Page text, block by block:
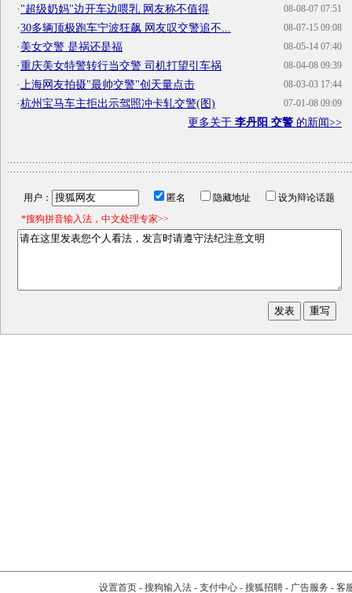
08-08-07 07:51
·"超级奶妈"边开车边喂乳 网友称不值得
08-07-15 09:08
·30多辆顶极跑车宁波狂飙 网友叹交警追不...
08-05-14 07:40
·美女交警 是祸还是福
08-04-08 09:39
·重庆美女特警转行当交警 司机打望引车祸
08-03-03 17:44
· 上海网友拍摄"最帅交警"创天量点击
07-01-08 09:09
·杭州宝马车主拒出示驾照冲卡轧交警(图)
更多关于 李丹阳 交警 的新闻>>
用户： 匿名 隐藏地址
设为辩论话题
*搜狗拼音输入法，中文处理专家>>
设置首页- 搜狗输入法- 支付中心- 搜狐招聘- 广告服务 - 客